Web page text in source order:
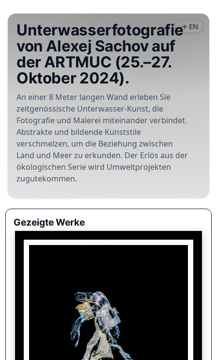
→ EN
Unterwasserfotografie
von Alexej Sachov auf
der ARTMUC (25.–27.
Oktober 2024).
An einer 8 Meter langen Wand erleben Sie
zeitgenössische Unterwasser-Kunst, die
Fotografie und Malerei miteinander verbindet.
Abstrakte und bildende Kunststile
verschmelzen, um die Beziehung zwischen
Land und Meer zu erkunden. Der Erlös aus der
ökologischen Serie wird Umweltprojekten
zugutekommen.
Gezeigte Werke